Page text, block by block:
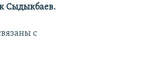
Сыдыкбаев.
с